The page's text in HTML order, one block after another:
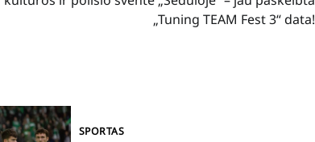
„Tuning TEAM Fest 3“ data!
SPORTAS